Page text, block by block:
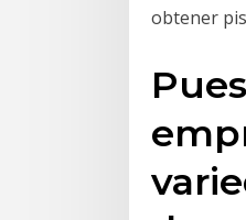
obtener